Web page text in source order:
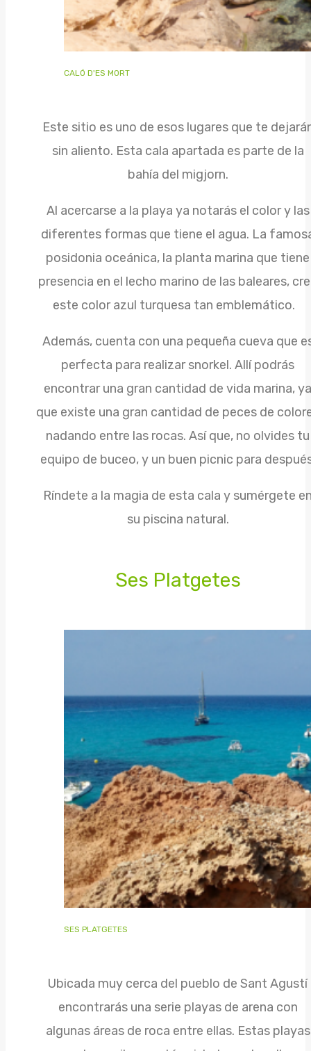
CALÓ D'ES MORT
Este sitio es uno de esos lugares que te
sin aliento. Esta cala apartada es parte de la
bahía del migjorn.
Al acercarse a la playa ya notarás el color y las
diferentes formas que tiene el agua. La
posidonia oceánica, la planta marina que tiene
presencia en el lecho marino de las baleares,
este color azul turquesa tan emblemático.
Además, cuenta con una pequeña cueva que
perfecta para realizar snorkel. Allí podrás
encontrar una gran cantidad de vida marina, ya
que existe una gran cantidad de peces de
nadando entre las rocas. Así que, no olvides tu
equipo de buceo, y un buen picnic para
Ríndete a la magia de esta cala y sumérgete
su piscina natural.
Ses Platgetes
SES PLATGETES
Ubicada muy cerca del pueblo de Sant Agustí
encontrarás una serie playas de arena con
algunas áreas de roca entre ellas. Estas playas